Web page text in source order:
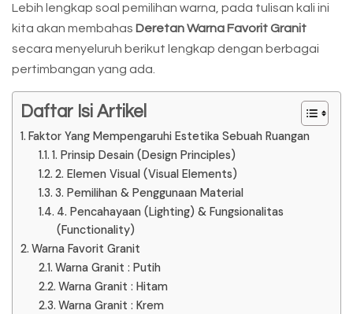
Lebih lengkap soal pemilihan warna, pada tulisan kali ini
kita akan membahas Deretan Warna Favorit Granit
secara menyeluruh berikut lengkap dengan berbagai
pertimbangan yang ada.
Daftar Isi Artikel
Faktor Yang Mempengaruhi Estetika Sebuah Ruangan
1. Prinsip Desain (Design Principles)
2. Elemen Visual (Visual Elements)
3. Pemilihan & Penggunaan Material
4. Pencahayaan (Lighting) & Fungsionalitas
(Functionality)
Warna Favorit Granit
Warna Granit : Putih
Warna Granit : Hitam
Warna Granit : Krem